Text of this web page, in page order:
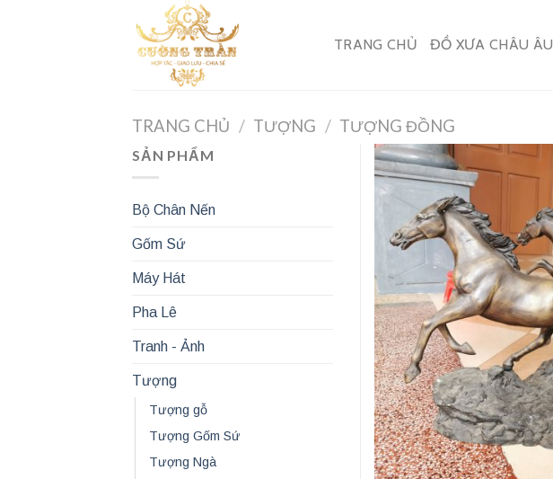
TRANG CHỦ ĐỒ XƯA CHÂU ÂU
TRANG CHỦ / TƯỢNG / TƯỢNG ĐỒNG
SẢN PHẨM
Bộ Chân Nến
Gốm Sứ
Máy Hát
Pha Lê
Tranh - Ảnh
Tượng
Tượng gỗ
Tượng Gốm Sứ
Tượng Ngà